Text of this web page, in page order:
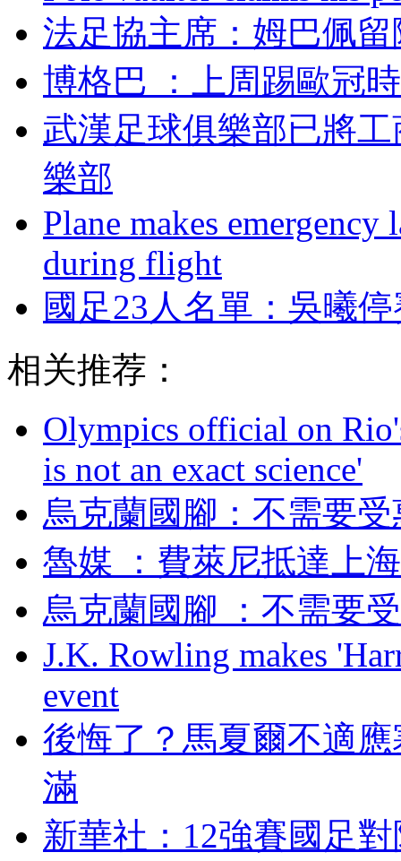
法足協主席 ：姆巴
博格巴 ：上周踢歐
武漢足球俱樂部已將
樂部
Plane makes
during flight
國足23人名單：吳
相关推荐：
Olympics official on
is not an exact science'
烏克蘭國腳 ：不需要
魯媒 ：費萊尼抵達
烏克蘭國腳 ：不需
J.K. Rowling makes
event
後悔了？馬夏爾不
滿
新華社 ：12強賽國